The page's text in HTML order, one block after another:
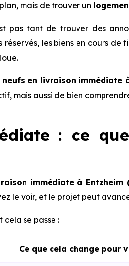
mais de trouver un
pas tant de trouver des
réservés, les biens en cours
en livraison immédiate
mais aussi de bien
: ce
immédiate à Entzheim
le voir, et le projet peut
cela se passe :
Ce que cela change pour